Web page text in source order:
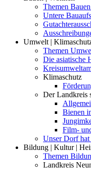
Themen
Untere
Umwelt |
Themen
Die asiatische
Klimaschutz
Der Landkreis
Bienen
Film-
Unser Dorf
Bildung | Kultur |
Themen
Landkreis